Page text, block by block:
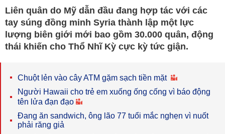
Liên quân do Mỹ dẫn đầu đang hợp tác với các
tay súng đồng minh Syria thành lập một lực
lượng biên giới mới bao gồm 30.000 quân, động
thái khiến cho Thổ Nhĩ Kỳ cực kỳ tức giận.
Chuột lẻn vào cây ATM gặm sạch tiền mặt
Người Hawaii cho trẻ em xuống ống cống vì báo động
tên lửa đạn đạo
Đang ăn sandwich, ông lão 77 tuổi mắc nghẹn vì nuốt
phải răng giả